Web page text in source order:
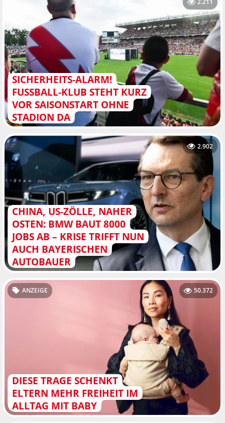
SICHERHEITS-ALARM!
FUSSBALL-KLUB STEHT KURZ V
OR SAISONSTART OHNE S
TADION DA
2.211
CHINA, US-ZÖLLE, NAHER
OSTEN: BMW BAUT 8000
JOBS AB – KRISE TRIFFT NUN
AUCH BAYERISCHEN
AUTOBAUER
2.902
DIESE TRAGE SCHENKT
ELTERN MEHR FREIHEIT IM
ALLTAG MIT BABY
ANZEIGE 50.372